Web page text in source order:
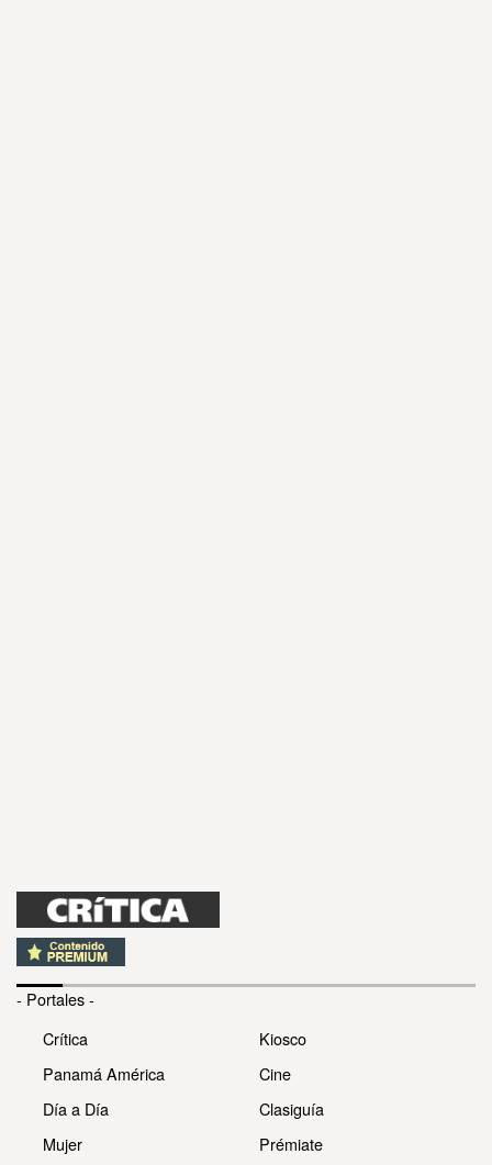
- Portales -
Crítica
Panamá América
Día a Día
Mujer
Kiosco
Cine
Clasiguía
Prémiate